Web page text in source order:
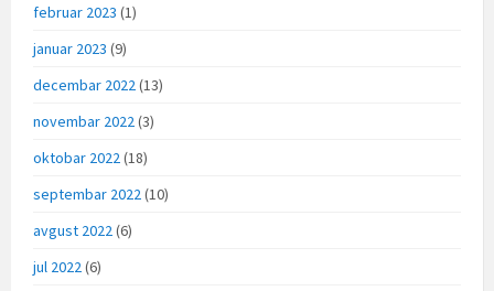
februar 2023 (1)
januar 2023 (9)
decembar 2022(13)
novembar 2022(3)
oktobar 2022(18)
septembar 2022(10)
avgust 2022(6)
jul 2022(6)